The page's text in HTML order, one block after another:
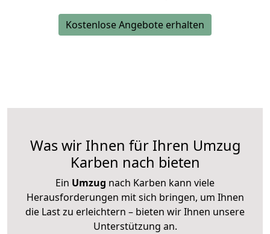
Kostenlose Angebote erhalten
Was wir Ihnen für Ihren Umzug
Karben nach bieten
Ein Umzug nach Karben kann viele
Herausforderungen mit sich bringen, um Ihnen
die Last zu erleichtern – bieten wir Ihnen unsere
Unterstützung an.